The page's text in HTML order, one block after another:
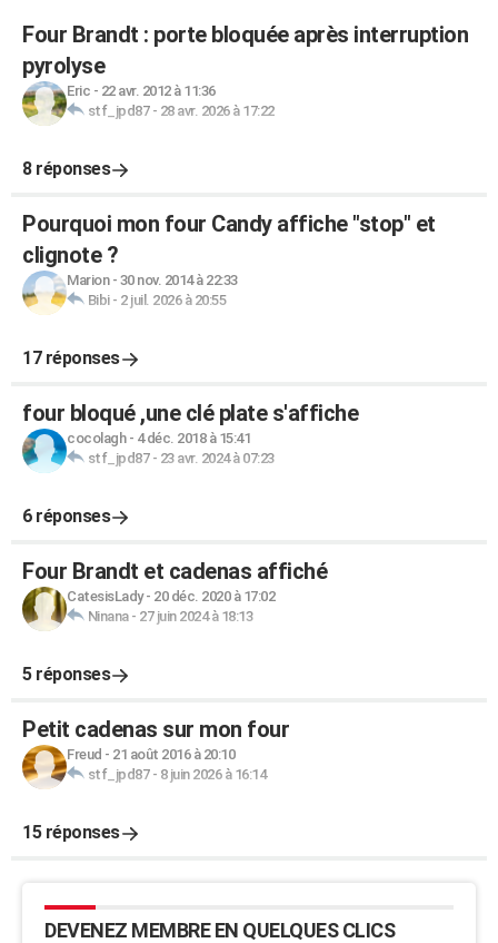
Four Brandt : porte bloquée après interruption
pyrolyse
Eric - 22 avr. 2012 à 11:36
stf_jpd87- 28 avr. 2026 à 17:22
8 réponses
Pourquoi mon four Candy affiche "stop" et
clignote ?
Marion- 30 nov. 2014 à 22:33
Bibi- 2 juil. 2026 à 20:55
17 réponses
four bloqué ,une clé plate s'affiche
cocolagh- 4 déc. 2018 à 15:41
stf_jpd87- 23 avr. 2024 à 07:23
6 réponses
Four Brandt et cadenas affiché
CatesisLady- 20 déc. 2020 à 17:02
Ninana- 27 juin 2024 à 18:13
5 réponses
Petit cadenas sur mon four
Freud - 21 août 2016 à 20:10
stf_jpd87- 8 juin 2026 à 16:14
15 réponses
DEVENEZ MEMBRE EN QUELQUES CLICS